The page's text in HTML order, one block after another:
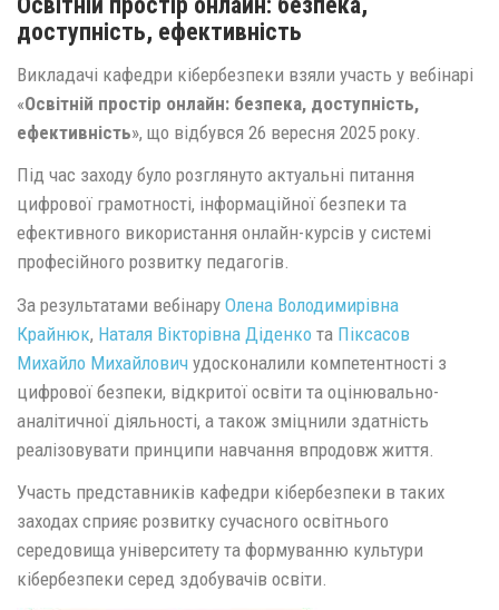
доступність, ефективність
Викладачі кафедри кібербезпеки взяли участь у вебінарі
«Освітній простір онлайн: безпека, доступність,
ефективність», що відбувся 26 вересня 2025 року.
Під час заходу було розглянуто актуальні питання
цифрової грамотності, інформаційної безпеки та
ефективного використання онлайн-курсів у системі
професійного розвитку педагогів.
За результатами вебінару Олена Володимирівна
Крайнюк, Наталя Вікторівна Діденко та Піксасов
Михайло Михайлович удосконалили компетентності з
цифрової безпеки, відкритої освіти та оцінювально-
аналітичної діяльності, а також зміцнили здатність
реалізовувати принципи навчання впродовж життя.
Участь представників кафедри кібербезпеки в таких
заходах сприяє розвитку сучасного освітнього
середовища університету та формуванню культури
кібербезпеки серед здобувачів освіти.